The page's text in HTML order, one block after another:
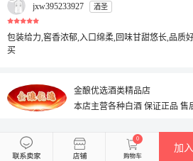
jxw395233927 酒圣
包装给力,窖香浓郁,入口绵柔,回味甘甜悠长,品质
买
金酿优选酒类精品店
本店主营各种白酒 保证正品 售
0
加